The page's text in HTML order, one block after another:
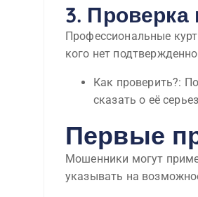
3.
Профессиональные
кого нет
Как проверить?:
сказать о её
Первые
Мошенники могут
указывать на